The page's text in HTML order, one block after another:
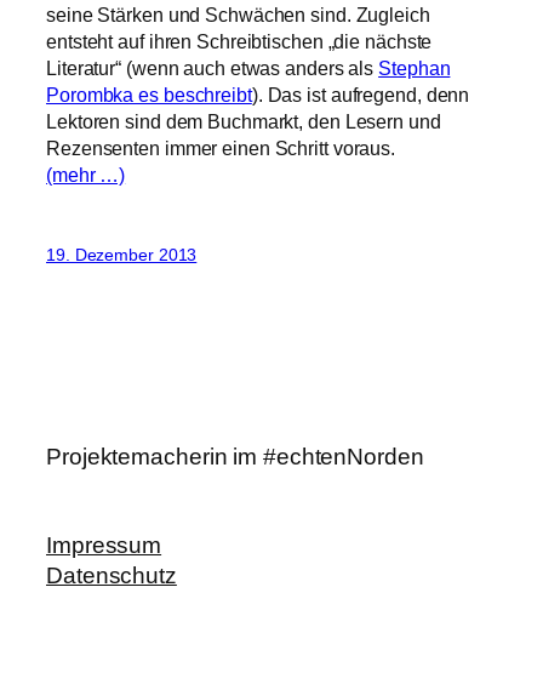
seine Stärken und Schwächen sind. Zugleich
entsteht auf ihren Schreibtischen „die nächste
Literatur“ (wenn auch etwas anders als Stephan
Porombka es beschreibt). Das ist aufregend, denn
Lektoren sind dem Buchmarkt, den Lesern und
Rezensenten immer einen Schritt voraus.
(mehr …)
19. Dezember 2013
Projektemacherin im #echtenNorden
Impressum
Datenschutz